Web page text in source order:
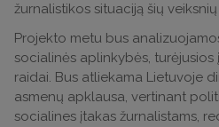
žurnalistikos situaciją šių
Projekto metu bus
socialinės aplinkybės,
raidai. Bus atliekama Lietuvoje
asmenų apklausa, vertinant
socialines įtakas žurnalistams,